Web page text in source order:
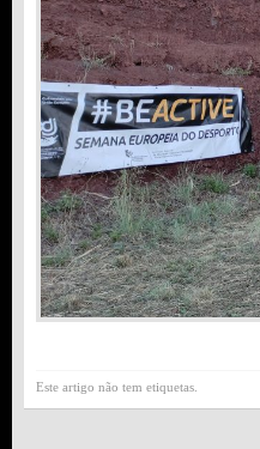
Este artigo não tem etiquetas.